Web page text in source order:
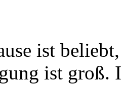
ist
ist groß.